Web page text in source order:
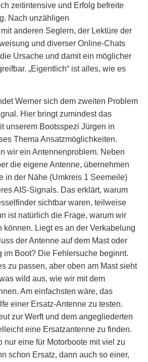
zeitintensive und Erfolg befreite
Nach unzähligen
anderen Seglern, der Lektüre der
und diverser Online-Chats
Ursache und damit ein möglicher
„Eigentlich“ ist alles, wie es
Werner sich dem zweiten Problem
Hier bringt zumindest das
unserem Bootsspezi Jürgen in
Thema Ansatzmöglichkeiten.
wir ein Antennenproblem. Neben
die eigene Antenne, übernehmen
in der Nähe (Umkreis 1 Seemeile)
AIS-Signals. Das erklärt, warum
sichtbar waren, teilweise
ist natürlich die Frage, warum wir
können. Liegt es an der Verkabelung
der Antenne auf dem Mast oder
im Boot? Die Fehlersuche beginnt.
zu passen, aber oben am Mast sieht
wild aus, wie wir mit dem
Am einfachsten wäre, das
einer Ersatz-Antenne zu testen.
zur Werft und dem angegliederten
eine Ersatzantenne zu finden.
nur eine für Motorboote mit viel zu
schon Ersatz, dann auch so einer,